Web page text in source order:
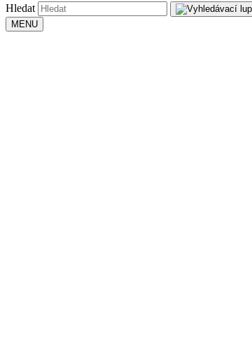
Hledat
MENU